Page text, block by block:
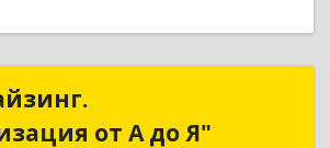
от А до Я"
1С:Франчайзинг.
от А до Я"